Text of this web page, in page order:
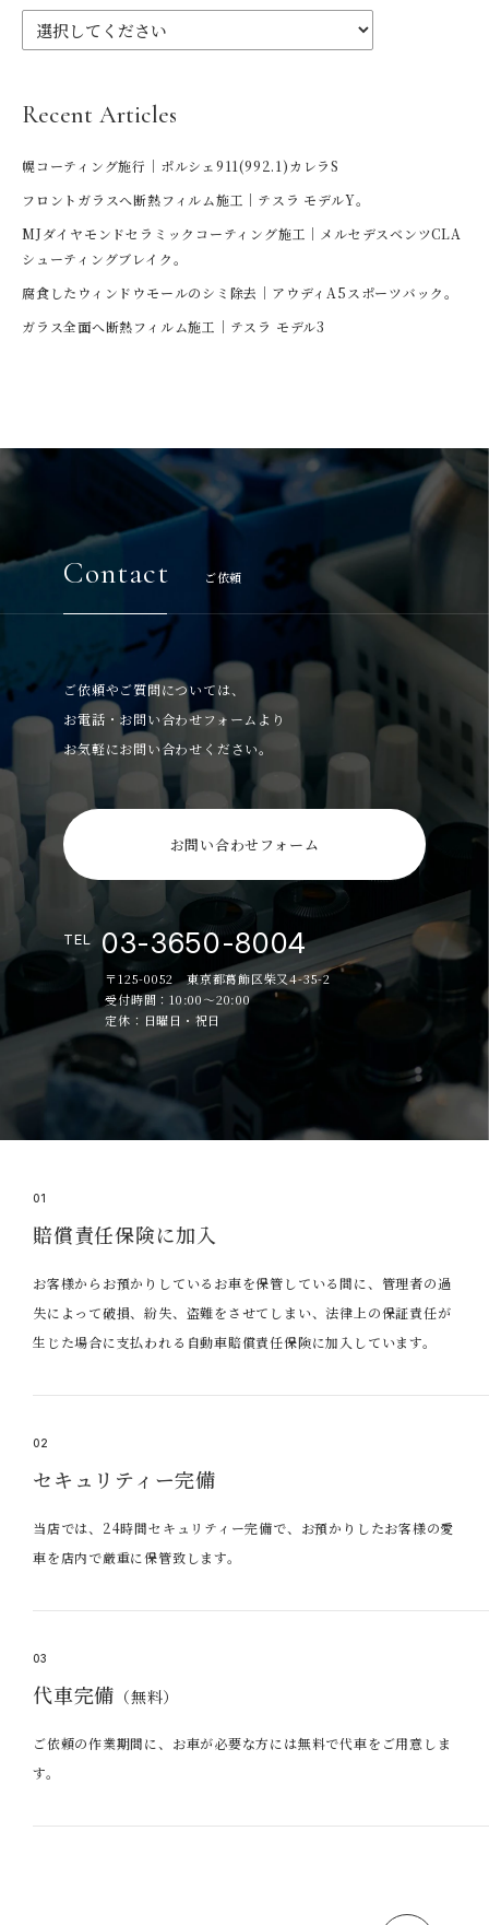
Recent Articles
幌コーティング施行｜ポルシェ911(992.1)カレラS
フロントガラスへ断熱フィルム施工｜テスラ モデルY。
MJダイヤモンドセラミックコーティング施工｜メルセデスベンツCLA
シューティングブレイク。
腐食したウィンドウモールのシミ除去｜アウディA5スポーツバック。
ガラス全面へ断熱フィルム施工｜テスラ モデル3
Contact ご依頼
ご依頼やご質問については、
お電話・お問い合わせフォームより
お気軽にお問い合わせください。
お問い合わせフォーム
TEL 03-3650-8004
〒125-0052 東京都葛飾区柴又4-35-2
受付時間：10:00～20:00
定休：日曜日・祝日
01
賠償責任保険に加入
お客様からお預かりしているお車を保管している間に、管理者の過
失によって破損、紛失、盗難をさせてしまい、法律上の保証責任が
生じた場合に支払われる自動車賠償責任保険に加入しています。
02
セキュリティー完備
当店では、24時間セキュリティー完備で、お預かりしたお客様の愛
車を店内で厳重に保管致します。
03
代車完備 （無料）
ご依頼の作業期間に、お車が必要な方には無料で代車をご用意しま
す。